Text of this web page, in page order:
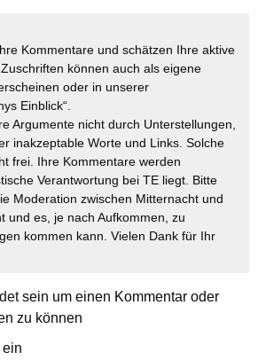
Kommentare und schätzen Ihre aktive
können auch als eigene
oder in unserer
Einblick“.
Argumente nicht durch Unterstellungen,
inakzeptable Worte und Links. Solche
frei. Ihre Kommentare werden
Verantwortung bei TE liegt. Bitte
Moderation zwischen Mitternacht und
und es, je nach Aufkommen, zu
kommen kann. Vielen Dank für Ihr
sein um einen Kommentar oder
zu können